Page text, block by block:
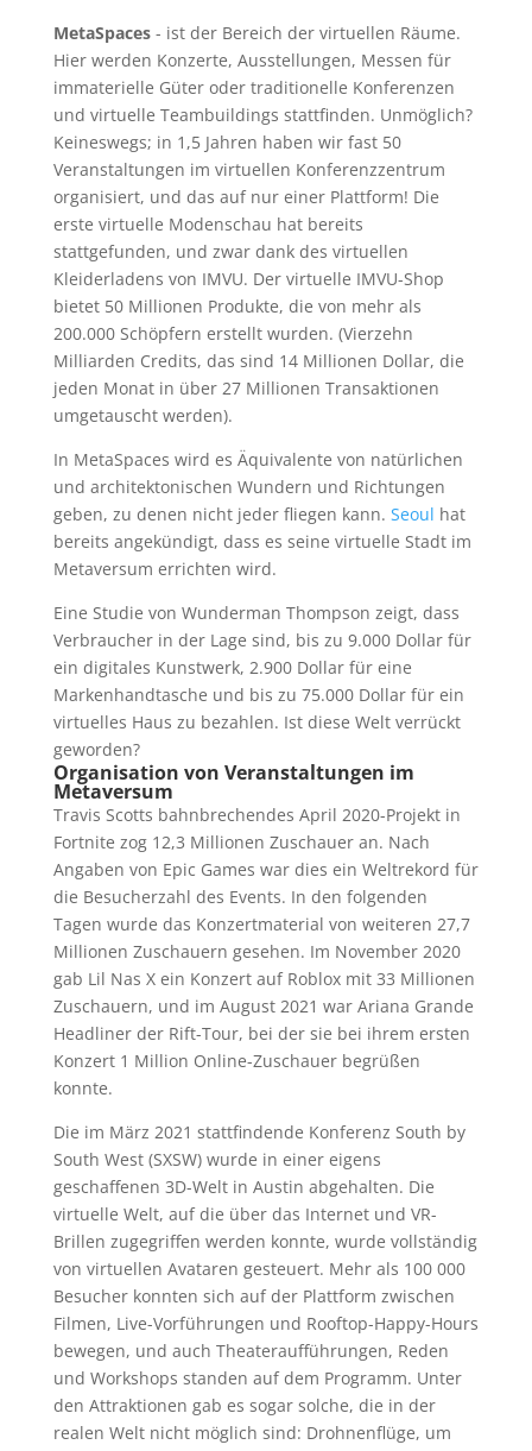
MetaSpaces- ist der Bereich der virtuellen Räume.
Hier werden Konzerte, Ausstellungen, Messen für
immaterielle Güter oder traditionelle Konferenzen
und virtuelle Teambuildings stattfinden. Unmöglich?
Keineswegs; in 1,5 Jahren haben wir fast 50
Veranstaltungen im virtuellen Konferenzzentrum
organisiert, und das auf nur einer Plattform! Die
erste virtuelle Modenschau hat bereits
stattgefunden, und zwar dank des virtuellen
Kleiderladens von IMVU. Der virtuelle IMVU-Shop
bietet 50 Millionen Produkte, die von mehr als
200.000 Schöpfern erstellt wurden. (Vierzehn
Milliarden Credits, das sind 14 Millionen Dollar, die
jeden Monat in über 27 Millionen Transaktionen
umgetauscht werden).
In MetaSpaces wird es Äquivalente von natürlichen
und architektonischen Wundern und Richtungen
geben, zu denen nicht jeder fliegen kann. Seoul hat
bereits angekündigt, dass es seine virtuelle Stadt im
Metaversum errichten wird.
Eine Studie von Wunderman Thompson zeigt, dass
Verbraucher in der Lage sind, bis zu 9.000 Dollar für
ein digitales Kunstwerk, 2.900 Dollar für eine
Markenhandtasche und bis zu 75.000 Dollar für ein
virtuelles Haus zu bezahlen. Ist diese Welt verrückt
geworden?
Organisation von Veranstaltungen im
Metaversum
Travis Scotts bahnbrechendes April 2020-Projekt in
Fortnite zog 12,3 Millionen Zuschauer an. Nach
Angaben von Epic Games war dies ein Weltrekord für
die Besucherzahl des Events. In den folgenden
Tagen wurde das Konzertmaterial von weiteren 27,7
Millionen Zuschauern gesehen. Im November 2020
gab Lil Nas X ein Konzert auf Roblox mit 33 Millionen
Zuschauern, und im August 2021 war Ariana Grande
Headliner der Rift-Tour, bei der sie bei ihrem ersten
Konzert 1 Million Online-Zuschauer begrüßen
konnte.
Die im März 2021 stattfindende Konferenz South by
South West (SXSW) wurde in einer eigens
geschaffenen 3D-Welt in Austin abgehalten. Die
virtuelle Welt, auf die über das Internet und VR-
Brillen zugegriffen werden konnte, wurde vollständig
von virtuellen Avataren gesteuert. Mehr als 100 000
Besucher konnten sich auf der Plattform zwischen
Filmen, Live-Vorführungen und Rooftop-Happy-Hours
bewegen, und auch Theateraufführungen, Reden
und Workshops standen auf dem Programm. Unter
den Attraktionen gab es sogar solche, die in der
realen Welt nicht möglich sind: Drohnenflüge, um